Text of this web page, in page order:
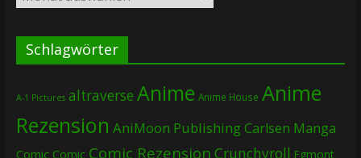
Schlagwörter
A-1 Pictures altraverse Anime Anime House Anime
Rezension AniMoon PublishingCarlsen Manga
Comic Comic Comic Rezension Crunchyroll Egmont